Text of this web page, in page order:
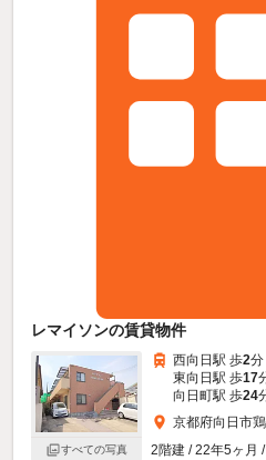
レマイソンの賃貸物件
すべての写真
西向日駅 歩2分
東向日駅 歩17
向日町駅 歩24
京都府向日市
2階建 / 22年5ヶ月